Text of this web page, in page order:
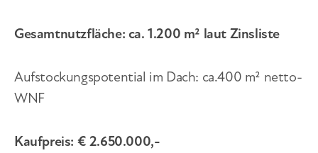
Gesamtnutzfläche: ca. 1.200 m² laut Zinsliste
Aufstockungspotential im Dach: ca.400 m² netto-
WNF
Kaufpreis: € 2.650.000,-